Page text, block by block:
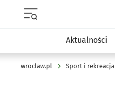
Aktualności
wroclaw.pl Sport i rekreacja